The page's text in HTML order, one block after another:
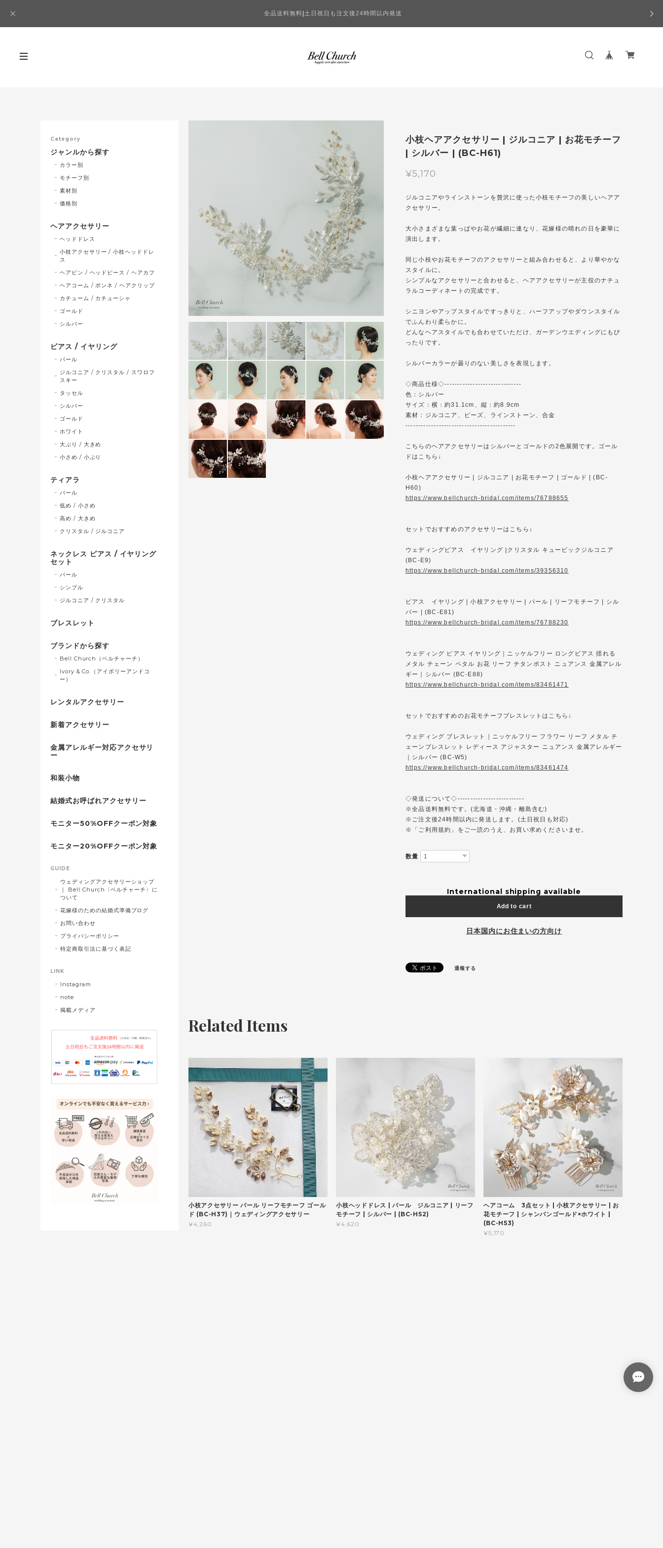
全品送料無料 土日祝日も注文後24時間以内発送
小枝ヘアアクセサリー | ジルコニア | お花モチーフ
| シルバー | (BC-H61)
¥5,170
ジルコニアやラインストーンを贅沢に使った小枝モチーフの美しいヘアア
クセサリー。
大小さまざまな葉っぱやお花が繊細に連なり、花嫁様の晴れの日を豪華に
演出します。
同じ小枝やお花モチーフのアクセサリーと組み合わせると、より華やかな
スタイルに。
シンプルなアクセサリーと合わせると、ヘアアクセサリーが主役のナチュ
ラルコーディネートの完成です。
シニヨンやアップスタイルですっきりと、ハーフアップやダウンスタイル
でふんわり柔らかに。
どんなヘアスタイルでも合わせていただけ、ガーデンウエディングにもぴ
ったりです。
シルバーカラーが曇りのない美しさを表現します。
◇商品仕様◇------------------------------
色：シルバー
サイズ：横：約31.1cm、縦：約8.9cm
素材：ジルコニア、ビーズ、ラインストーン、合金
-------------------------------------------
こちらのヘアアクセサリーはシルバーとゴールドの2色展開です。ゴール
ドはこちら↓
小枝ヘアアクセサリー | ジルコニア | お花モチーフ | ゴールド | (BC-
H60)
https://www.bellchurch-bridal.com/items/76788655
セットでおすすめのアクセサリーはこちら↓
ウェディングピアス イヤリング |クリスタル キュービックジルコニア
(BC-E9)
https://www.bellchurch-bridal.com/items/39356310
ピアス イヤリング | 小枝アクセサリー | パール | リーフモチーフ | シル
バー | (BC-E81)
https://www.bellchurch-bridal.com/items/76788230
ウェディング ピアス イヤリング｜ニッケルフリー ロングピアス 揺れる
メタル チェーン ペタル お花 リーフ チタンポスト ニュアンス 金属アレル
ギー｜シルバー (BC-E88)
https://www.bellchurch-bridal.com/items/83461471
セットでおすすめのお花モチーフブレスレットはこちら↓
ウェディング ブレスレット｜ニッケルフリー フラワー リーフ メタル チ
ェーンブレスレット レディース アジャスター ニュアンス 金属アレルギー
｜シルバー (BC-W5)
https://www.bellchurch-bridal.com/items/83461474
◇発送について◇--------------------------
※全品送料無料です。(北海道・沖縄・離島含む)
※ご注文後24時間以内に発送します。(土日祝日も対応)
※「ご利用規約」をご一読のうえ、お買い求めくださいませ。
数量
International shipping available
Add to cart
日本国内にお住まいの方向け
通報する
Related Items
小枝アクセサリー パール リーフモチーフ ゴール
ド (BC-H37)｜ウェディングアクセサリー
¥4,260
小枝ヘッドドレス | パール ジルコニア | リーフ
モチーフ | シルバー | (BC-H52)
¥4,620
ヘアコーム 3点セット | 小枝アクセサリー | お
花モチーフ | シャンパンゴールド×ホワイト |
(BC-H53)
¥5,170
Category
ジャンルから探す
カラー別
モチーフ別
素材別
価格別
ヘアアクセサリー
ヘッドドレス
小枝アクセサリー / 小枝ヘッドドレ
ス
ヘアピン / ヘッドピース / ヘアカフ
ヘアコーム / ボンネ / ヘアクリップ
カチューム / カチューシャ
ゴールド
シルバー
ピアス / イヤリング
パール
ジルコニア / クリスタル / スワロフ
スキー
タッセル
シルバー
ゴールド
ホワイト
大ぶり / 大きめ
小さめ / 小ぶり
ティアラ
パール
低め / 小さめ
高め / 大きめ
クリスタル / ジルコニア
ネックレス ピアス / イヤリング
セット
パール
シンプル
ジルコニア / クリスタル
ブレスレット
ブランドから探す
Bell Church（ベルチャーチ）
Ivory & Co.（アイボリーアンドコ
ー）
レンタルアクセサリー
新着アクセサリー
金属アレルギー対応アクセサリ
ー
和装小物
結婚式お呼ばれアクセサリー
モニター50%OFFクーポン対象
モニター20%OFFクーポン対象
GUIDE
ウェディングアクセサリーショップ
｜ Bell Church〈ベルチャーチ〉に
ついて
花嫁様のための結婚式準備ブログ
お問い合わせ
プライバシーポリシー
特定商取引法に基づく表記
LINK
Instagram
note
掲載メディア